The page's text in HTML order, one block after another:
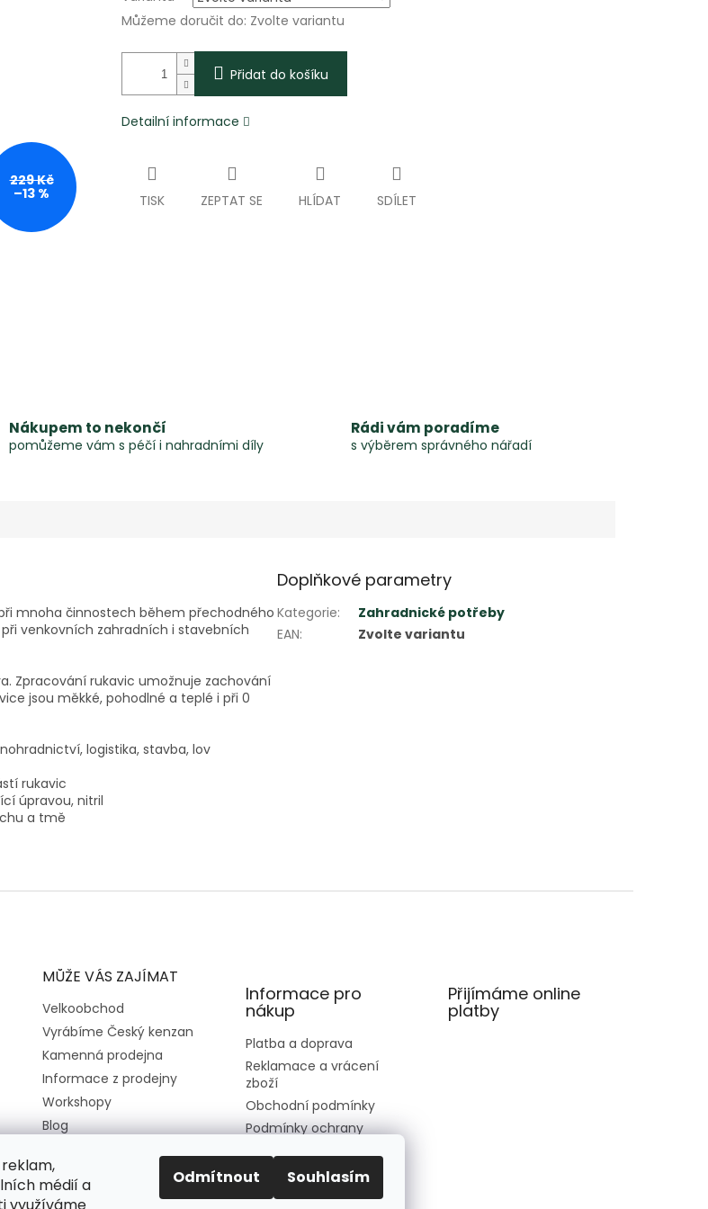
médií a
Odmítnout Souhlasím
229 Kč
–13 %
Můžeme doručit do: Zvolte variantu
Přidat do košíku
Detailní informace
TISK ZEPTAT SE HLÍDAT SDÍLET
Nákupem to nekončí
pomůžeme vám s péčí i nahradními díly
Rádi vám poradíme
s výběrem správného nářadí
mnoha činnostech během přechodného
venkovních zahradních i stavebních
Zpracování rukavic umožnuje zachování
jsou měkké, pohodlné a teplé i při 0
logistika, stavba, lov
rukavic
úpravou, nitril
a tmě
Doplňkové parametry
Kategorie:
Zahradnické potřeby
EAN: Zvolte variantu
MŮŽE VÁS ZAJÍMAT
Velkoobchod
Vyrábíme Český kenzan
Kamenná prodejna
Informace z prodejny
Workshopy
Blog
O nás
Informace pro
nákup
Platba a doprava
Reklamace a vrácení
zboží
Obchodní podmínky
Podmínky ochrany
Moje objednávka
Přijímáme online
platby